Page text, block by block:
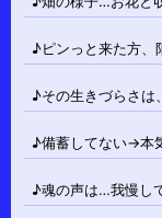
♪ピンっと来た方、
♪その生きづらさは
♪備蓄してない→本
♪魂の声は…我慢し